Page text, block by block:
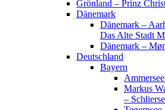
Grönland – Prinz
Dänemark
Dänemark –
Das Alte Stadt
Dänemark –
Deutschland
Bayern
Markus
–